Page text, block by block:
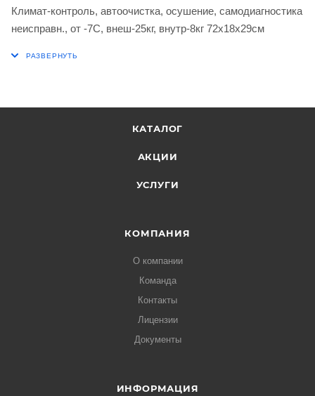
Климат-контроль, автоочистка, осушение, самодиагностика
неисправн., от -7С, внеш-25кг, внутр-8кг 72х18х29см
КАТАЛОГ
АКЦИИ
УСЛУГИ
КОМПАНИЯ
О компании
Команда
Контакты
Лицензии
Документы
ИНФОРМАЦИЯ